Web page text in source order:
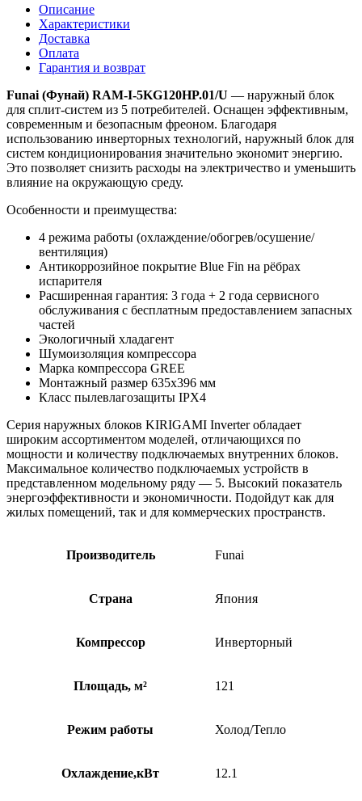
Описание
Характеристики
Доставка
Оплата
Гарантия и возврат
Funai (Фунай) RAM-I-5KG120HP.01/U — наружный блок
для сплит-систем из 5 потребителей. Оснащен эффективным,
современным и безопасным фреоном. Благодаря
использованию инверторных технологий, наружный блок для
систем кондиционирования значительно экономит энергию.
Это позволяет снизить расходы на электричество и уменьшить
влияние на окружающую среду.
Особенности и преимущества:
4 режима работы (охлаждение/обогрев/осушение/
вентиляция)
Антикоррозийное покрытие Blue Fin на рёбрах
испарителя
Расширенная гарантия: 3 года + 2 года сервисного
обслуживания с бесплатным предоставлением запасных
частей
Экологичный хладагент
Шумоизоляция компрессора
Марка компрессора GREE
Монтажный размер 635x396 мм
Класс пылевлагозащиты IPX4
Серия наружных блоков KIRIGAMI Inverter обладает
широким ассортиментом моделей, отличающихся по
мощности и количеству подключаемых внутренних блоков.
Максимальное количество подключаемых устройств в
представленном модельному ряду — 5. Высокий показатель
энергоэффективности и экономичности. Подойдут как для
жилых помещений, так и для коммерческих пространств.
Производитель Funai
Страна Япония
Компрессор Инверторный
Площадь, м² 121
Режим работы Холод/Тепло
Охлаждение,кВт 12.1